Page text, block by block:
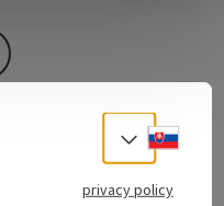
Select
privacy policy